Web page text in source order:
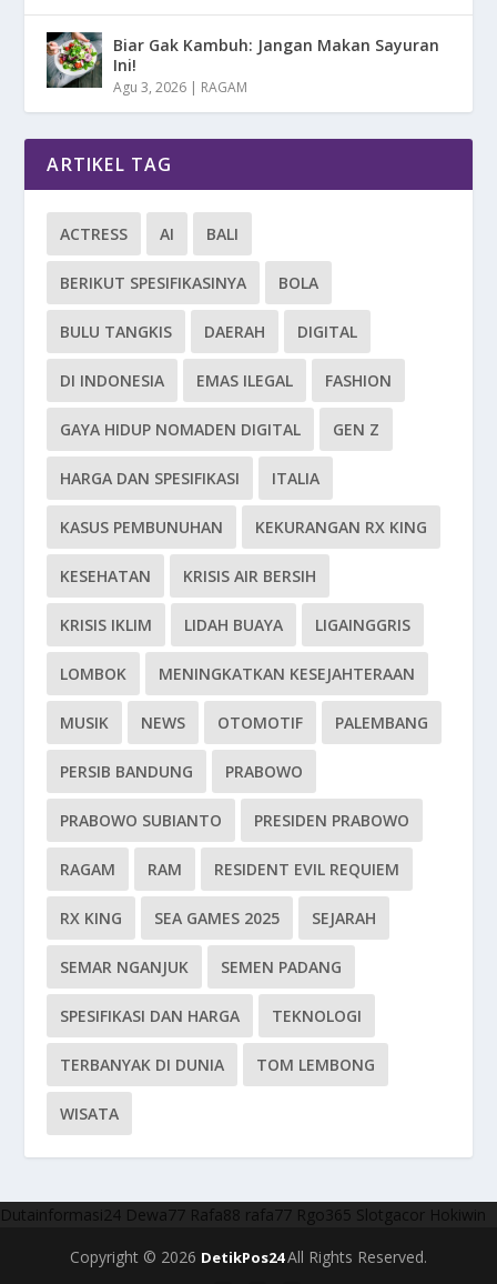
Biar Gak Kambuh: Jangan Makan Sayuran
Ini!
Agu 3, 2026 | RAGAM
ARTIKEL TAG
ACTRESS AI BALI
BERIKUT SPESIFIKASINYA BOLA
BULU TANGKIS DAERAH DIGITAL
DI INDONESIA EMAS ILEGAL FASHION
GAYA HIDUP NOMADEN DIGITAL GEN Z
HARGA DAN SPESIFIKASI ITALIA
KASUS PEMBUNUHAN KEKURANGAN RX KING
KESEHATAN KRISIS AIR BERSIH
KRISIS IKLIM LIDAH BUAYA LIGAINGGRIS
LOMBOK MENINGKATKAN KESEJAHTERAAN
MUSIK NEWS OTOMOTIF PALEMBANG
PERSIB BANDUNG PRABOWO
PRABOWO SUBIANTO PRESIDEN PRABOWO
RAGAM RAM RESIDENT EVIL REQUIEM
RX KING SEA GAMES 2025 SEJARAH
SEMAR NGANJUK SEMEN PADANG
SPESIFIKASI DAN HARGA TEKNOLOGI
TERBANYAK DI DUNIA TOM LEMBONG
WISATA
Dutainformasi24 Dewa77 Rafa88 rafa77 Rgo365 Slotgacor Hokiwin
Copyright © 2026 DetikPos24All Rights Reserved.